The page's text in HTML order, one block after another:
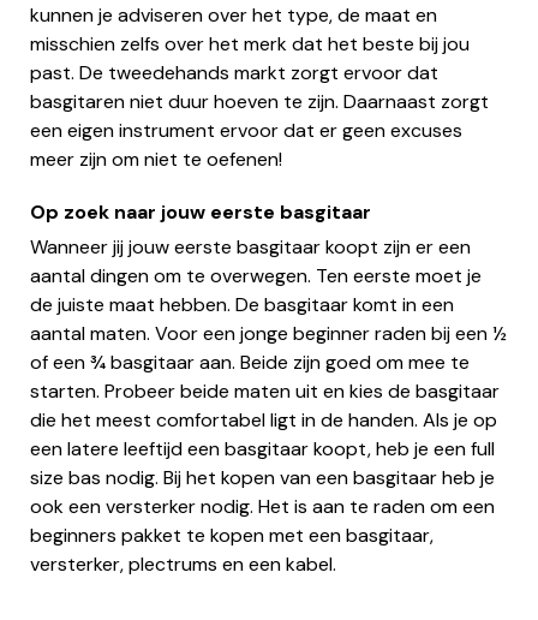
kunnen je adviseren over het type, de maat en
misschien zelfs over het merk dat het beste bij jou
past. De tweedehands markt zorgt ervoor dat
basgitaren niet duur hoeven te zijn. Daarnaast zorgt
een eigen instrument ervoor dat er geen excuses
meer zijn om niet te oefenen!
Op zoek naar jouw eerste basgitaar
Wanneer jij jouw eerste basgitaar koopt zijn er een
aantal dingen om te overwegen. Ten eerste moet je
de juiste maat hebben. De basgitaar komt in een
aantal maten. Voor een jonge beginner raden bij een ½
of een ¾ basgitaar aan. Beide zijn goed om mee te
starten. Probeer beide maten uit en kies de basgitaar
die het meest comfortabel ligt in de handen. Als je op
een latere leeftijd een basgitaar koopt, heb je een full
size bas nodig. Bij het kopen van een basgitaar heb je
ook een versterker nodig. Het is aan te raden om een
beginners pakket te kopen met een basgitaar,
versterker, plectrums en een kabel.